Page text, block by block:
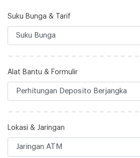
Suku Bunga & Tarif
Alat Bantu & Formulir
Lokasi & Jaringan